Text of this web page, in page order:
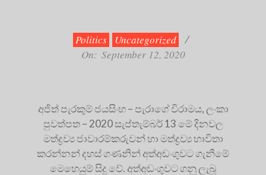
Politics
Uncategorized
On: September 12, 2020
අජිත් පැරකුම් ජයසිංහ – පැරාගේ විරාමය, ලංකා
පුවත්පත – 2020 සැප්තැම්බර් 13 මේ දිනවල
මත්ද්‍රව්‍ය ජාවාරම්කරුවන් හා මත්ද්‍රව්‍ය භාවිතා
කරන්නන් දහස් ගණනින් අත්අඩංගුවට ගැනීමේ
මෙහෙයුම් සිදු වේ. අත්අඩංගුවට ගනු ලැබූ